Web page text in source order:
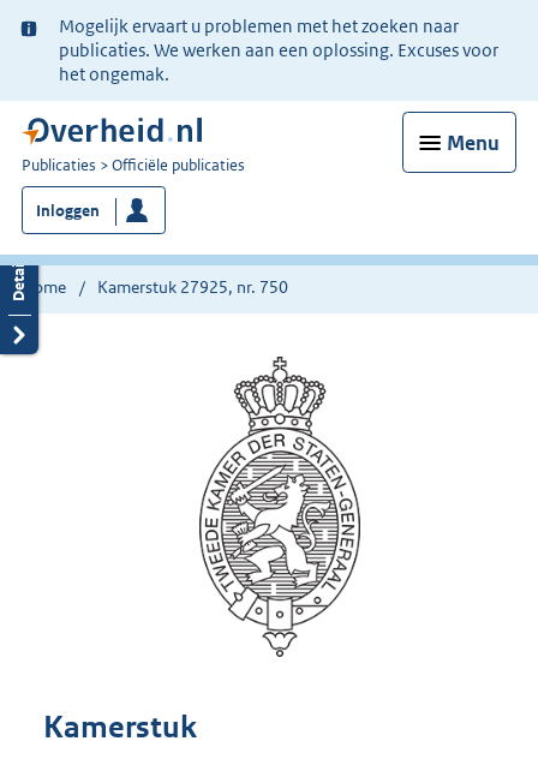
Ter
informatie:
Mogelijk ervaart u problemen met het zoeken naar
publicaties. We werken aan een oplossing. Excuses voor
het ongemak.
Menu
U
bent
nu
hier:
Publicaties Officiële publicaties
Inloggen
Home Kamerstuk 27925, nr. 750
Kamerstuk